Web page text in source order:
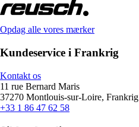
Opdag alle vores mærker
Kundeservice i Frankrig
Kontakt os
11 rue Bernard Maris
37270 Montlouis-sur-Loire, Frankrig
+33 1 86 47 62 58